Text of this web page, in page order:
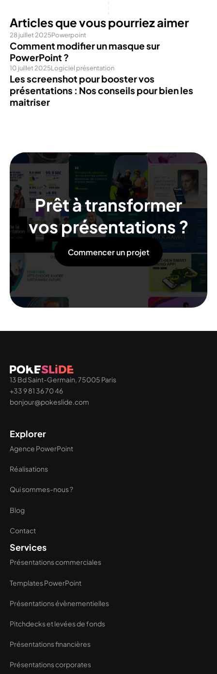
Articles que vous pourriez aimer
28 juillet 2025Powerpoint
Comment modifier un masque sur
PowerPoint ?
10 juillet 2025Logiciel présentation
Les screenshot pour booster vos
présentations : Nos conseils pour bien les
maitriser
Prêt à transformer
vos présentations ?
Commencer un projet
13 Bd Saint-Germain, 75005 Paris
+33 9 81 36 70 46
bonjour@pokeslide.com
Explorer
Agence PowerPoint
Réalisations
Qui sommes-nous ?
Blog
Contact
Services
Présentations commerciales
Templates PowerPoint
Présentations évènementielles
Pitchdecks et levées de fonds
Présentations financières
Présentations corporates